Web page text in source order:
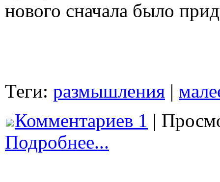
нового сначала было
Теги: размышления |
Комментариев 1 |
Подробнее...